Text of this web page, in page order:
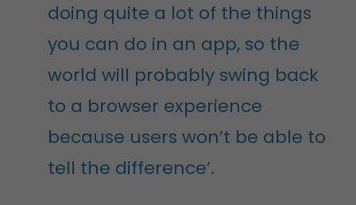
doing quite a lot of the things
you can do in an app, so the
world will probably swing back
to a browser experience
because users won’t be able to
tell the difference’.